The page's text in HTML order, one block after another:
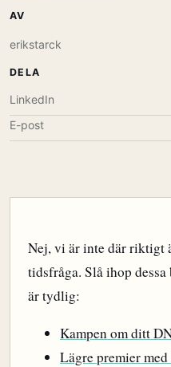
Nej, vi är inte där riktigt
tidsfråga. Slå ihop
är tydlig:
Kampen om ditt
Lägre premier
AV
erikstarck
DELA
LinkedIn
E-post